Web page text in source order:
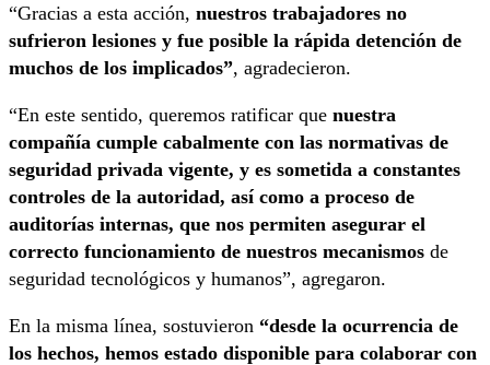
“Gracias a esta acción, nuestros trabajadores no
sufrieron lesiones y fue posible la rápida detención de
muchos de los implicados”, agradecieron.
“En este sentido, queremos ratificar que nuestra
compañía cumple cabalmente con las normativas de
seguridad privada vigente, y es sometida a constantes
controles de la autoridad, así como a proceso de
auditorías internas, que nos permiten asegurar el
correcto funcionamiento de nuestros mecanismos de
seguridad tecnológicos y humanos”, agregaron.
En la misma línea, sostuvieron “desde la ocurrencia de
los hechos, hemos estado disponible para colaborar con